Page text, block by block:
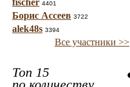
fischer 4401
Борис Ассеев 3722
alek48s 3394
Все участники >>
Топ 15